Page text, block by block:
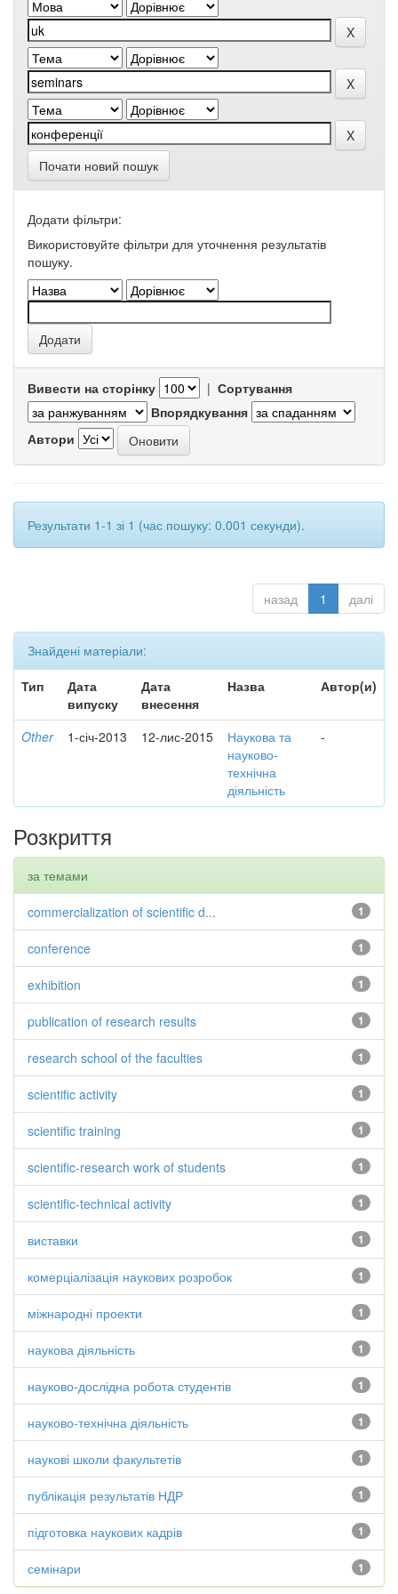
Почати новий пошук
Додати фільтри:
Використовуйте фільтри для уточнення результатів
пошуку.
Вивести на сторінку | Сортування
Впорядкування
Автори
Результати 1-1 зі 1 (час пошуку: 0.001 секунди).
назад 1 далі
Знайдені матеріали:
Тип
Дата
випуску
Дата
внесення
Назва Автор(и)
Other 1-січ-2013 12-лис-2015
Наукова та
науково-
технічна
діяльність
-
Розкриття
за темами
1
commercialization of scientific d...
1
conference
1
exhibition
1
publication of research results
1
research school of the faculties
1
scientific activity
1
scientific training
1
scientific-research work of students
1
scientific-technical activity
1
виставки
1
комерціалізація наукових розробок
1
міжнародні проекти
1
наукова діяльність
1
науково-дослідна робота студентів
1
науково-технічна діяльність
1
наукові школи факультетів
1
публікація результатів НДР
1
підготовка наукових кадрів
1
семінари